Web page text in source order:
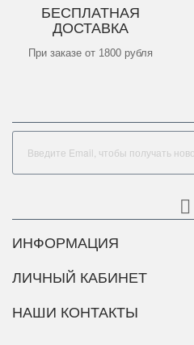
БЕСПЛАТНАЯ
ДОСТАВКА
При заказе от 1800 рубля
ИНФОРМАЦИЯ
ЛИЧНЫЙ КАБИНЕТ
НАШИ КОНТАКТЫ